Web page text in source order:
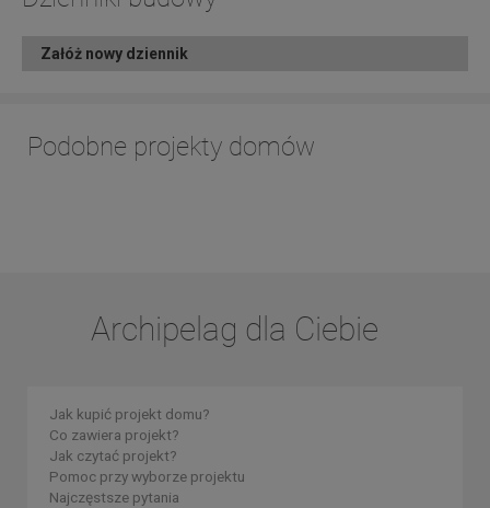
Załóż nowy dziennik
Podobne projekty domów
Archipelag dla Ciebie
Jak kupić projekt domu?
Co zawiera projekt?
Jak czytać projekt?
Pomoc przy wyborze projektu
Najczęstsze pytania